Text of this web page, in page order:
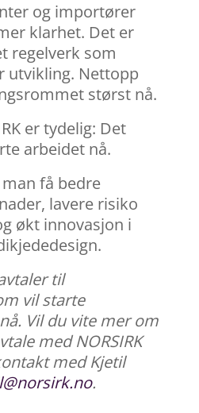
og importører
klarhet. Det er
regelverk som
utvikling. Nettopp
størst nå.
er tydelig: Det
arbeidet nå.
få bedre
lavere risiko
økt innovasjon i
til
vil starte
Vil du vite mer om
med NORSIRK
med Kjetil
.